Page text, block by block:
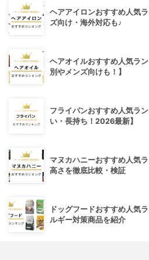
ヘアアイロンおすすめ人気
ズ向け・海外対応も♪
ヘアオイルおすすめ人気ラ
別やメンズ向けも！】
フライパンおすすめ人気ラ
い・長持ち！2026最新】
マヌカハニーおすすめ人気
高さを徹底比較・検証
ドッグフードおすすめ人気
ルギー対策商品を紹介